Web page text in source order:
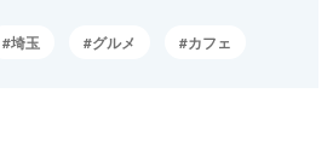
埼玉 グルメ カフェ